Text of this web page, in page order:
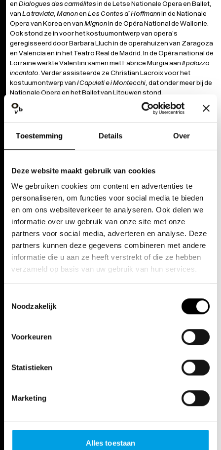
Toestemming Details Over
Deze website maakt gebruik van cookies
We gebruiken cookies om content en advertenties te
personaliseren, om functies voor social media te bieden
en om ons websiteverkeer te analyseren. Ook delen we
informatie over uw gebruik van onze site met onze
partners voor social media, adverteren en analyse. Deze
partners kunnen deze gegevens combineren met andere
informatie die u aan ze heeft verstrekt of die ze hebben
verzameld op basis van uw gebruik van hun services.
Noodzakelijk
Voorkeuren
Statistieken
Marketing
Alles toestaan
enDialogues des carmélitesin de Letse Nationale Opera en Ballet,
vanLa traviata,ManonenLes Contes d`Hoffmannin de Nationale
Opera van Korea en vanMignonin de Opéra National de Wallonie.
Ook stond ze in voor het kostuumontwerp van opera’s
geregisseerd door Barbara Lluch in de operahuizen van Zaragoza
en Valencia en in het Teatro Real de Madrid. In de Opéra national de
Lorraine werkte Valentini samen met Fabrice Murgia aanIl palazzo
incantato. Verder assisteerde ze Christian Lacroix voor het
kostuumontwerp vanI Capuleti e i Montecchi, dat onder meer bij de
Nationale Opera en het Ballet van Litouwen stond.